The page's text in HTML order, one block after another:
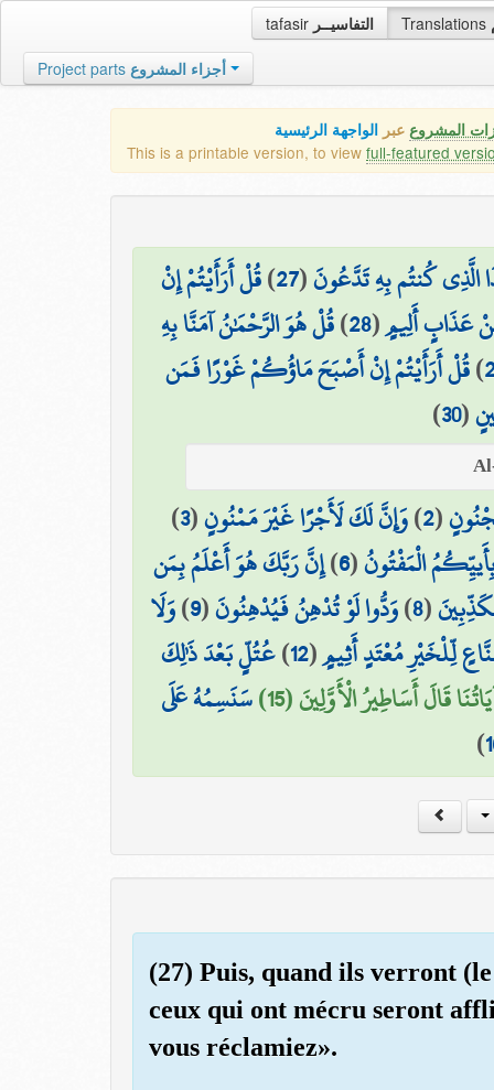
tafasir التفاسيــر Translations
Project parts أجزاء المشروع
المشروع عبر الواجهة الرئيسية
This is a printable version, to view full-featured
الَّذِي كُنتُم بِهِ تَدَّعُونَ(
27
)قُلْ أَرَأَيْتُمْ إِنْ
عَذَابٍ أَلِيمٍ(
28
)قُلْ هُوَ الرَّحْمَٰنُ آمَنَّا بِهِ
)قُلْ أَرَأَيْتُمْ إِنْ أَصْبَحَ مَاؤُكُمْ غَوْرًا فَمَن
(
30
)
(
2
)وَإِنَّ لَكَ لَأَجْرًا غَيْرَ مَمْنُونٍ(
3
)
الْمَفْتُونُ(
6
)إِنَّ رَبَّكَ هُوَ أَعْلَمُ بِمَن
(
8
)وَدُّوا لَوْ تُدْهِنُ فَيُدْهِنُونَ(
9
)وَلَا
لِّلْخَيْرِ مُعْتَدٍ أَثِيمٍ(
12
)عُتُلٍّ بَعْدَ ذَٰلِكَ
قَالَ أَسَاطِيرُ الْأَوَّلِينَ (15)
سَنَسِمُهُ عَلَى
)
(27) Puis, quand ils verront
ceux qui ont mécru seront
vous réclamiez».